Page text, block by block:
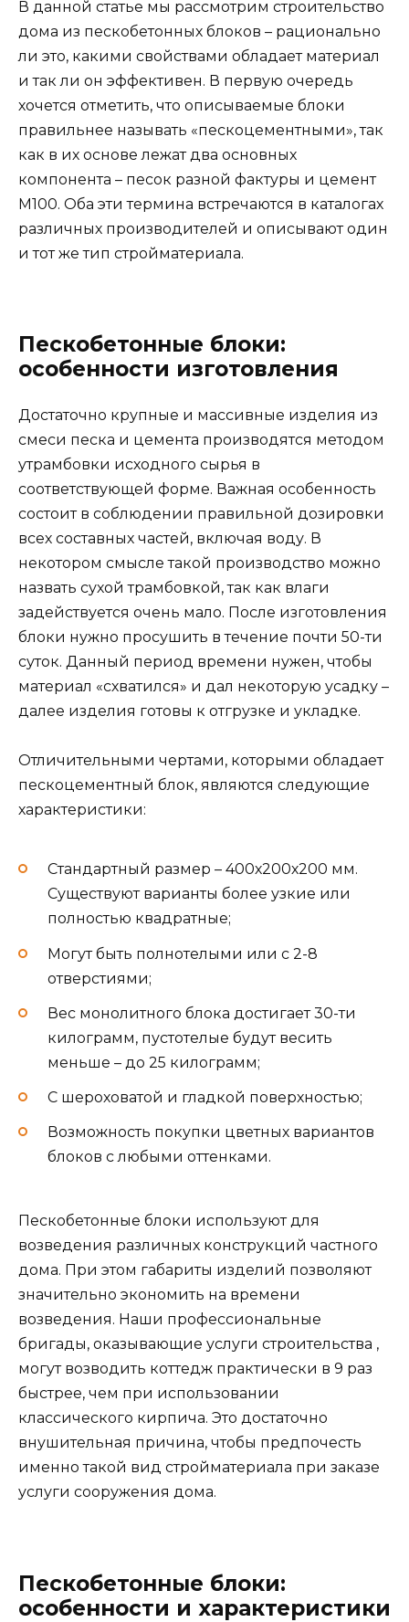
В данной статье мы рассмотрим строительство
дома из пескобетонных блоков – рационально
ли это, какими свойствами обладает материал
и так ли он эффективен. В первую очередь
хочется отметить, что описываемые блоки
правильнее называть «пескоцементными», так
как в их основе лежат два основных
компонента – песок разной фактуры и цемент
М100. Оба эти термина встречаются в каталогах
различных производителей и описывают один
и тот же тип стройматериала.
Пескобетонные блоки:
особенности изготовления
Достаточно крупные и массивные изделия из
смеси песка и цемента производятся методом
утрамбовки исходного сырья в
соответствующей форме. Важная особенность
состоит в соблюдении правильной дозировки
всех составных частей, включая воду. В
некотором смысле такой производство можно
назвать сухой трамбовкой, так как влаги
задействуется очень мало. После изготовления
блоки нужно просушить в течение почти 50-ти
суток. Данный период времени нужен, чтобы
материал «схватился» и дал некоторую усадку –
далее изделия готовы к отгрузке и укладке.
Отличительными чертами, которыми обладает
пескоцементный блок, являются следующие
характеристики:
Стандартный размер – 400х200х200 мм.
Существуют варианты более узкие или
полностью квадратные;
Могут быть полнотелыми или с 2-8
отверстиями;
Вес монолитного блока достигает 30-ти
килограмм, пустотелые будут весить
меньше – до 25 килограмм;
С шероховатой и гладкой поверхностью;
Возможность покупки цветных вариантов
блоков с любыми оттенками.
Пескобетонные блоки используют для
возведения различных конструкций частного
дома. При этом габариты изделий позволяют
значительно экономить на времени
возведения. Наши профессиональные
бригады, оказывающие услуги строительства ,
могут возводить коттедж практически в 9 раз
быстрее, чем при использовании
классического кирпича. Это достаточно
внушительная причина, чтобы предпочесть
именно такой вид стройматериала при заказе
услуги сооружения дома.
Пескобетонные блоки:
особенности и характеристики